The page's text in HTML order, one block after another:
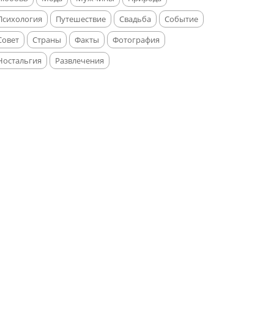
Путешествие Свадьба
Событие
Страны Факты
Фотография
Развлечения